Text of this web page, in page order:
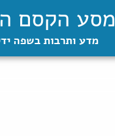
מסע הקסם
מדע ותרבות בשפה